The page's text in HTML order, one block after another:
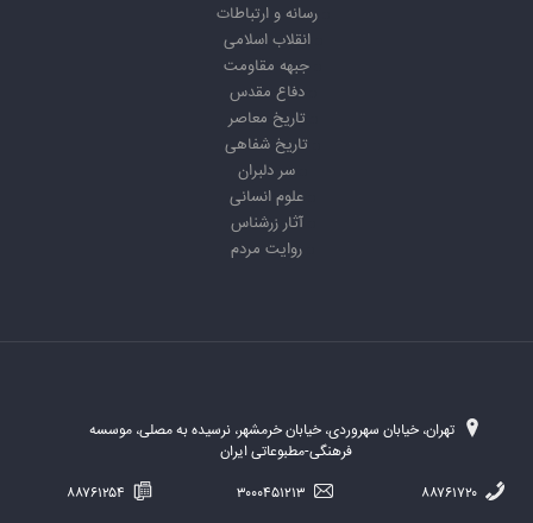
رسانه و ارتباطات
انقلاب اسلامی
جبهه مقاومت
دفاع مقدس
تاریخ معاصر
تاریخ شفاهی
سر دلبران
علوم انسانی
آثار زرشناس
روایت مردم
تهران، خیابان سهروردی، خیابان خرمشهر، نرسیده به مصلی، موسسه
فرهنگی-مطبوعاتی ایران